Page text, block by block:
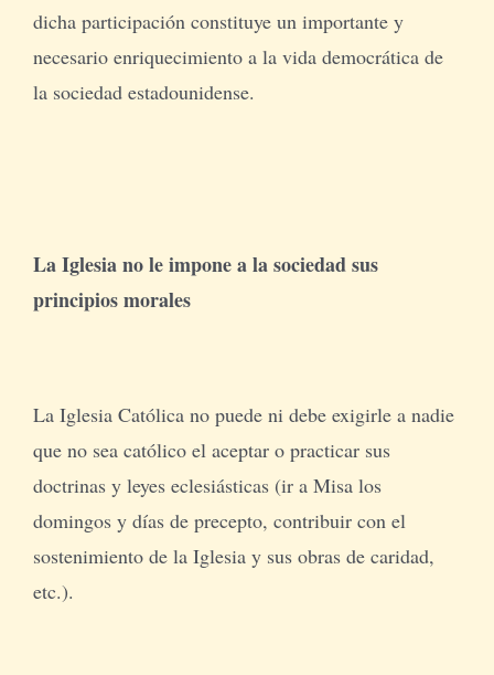
dicha participación constituye un importante y
necesario enriquecimiento a la vida democrática de
la sociedad estadounidense.
La Iglesia no le impone a la sociedad sus
principios morales
La Iglesia Católica no puede ni debe exigirle a nadie
que no sea católico el aceptar o practicar sus
doctrinas y leyes eclesiásticas (ir a Misa los
domingos y días de precepto, contribuir con el
sostenimiento de la Iglesia y sus obras de caridad,
etc.).